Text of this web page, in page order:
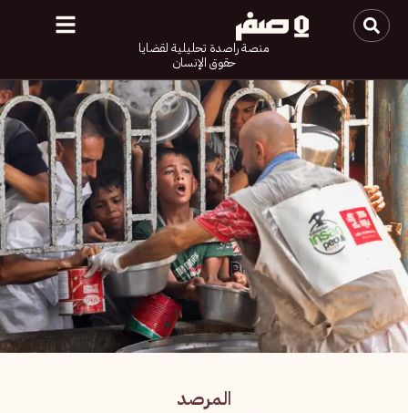
منصة راصدة تحليلية لقضايا
حقوق الإنسان
المرصد